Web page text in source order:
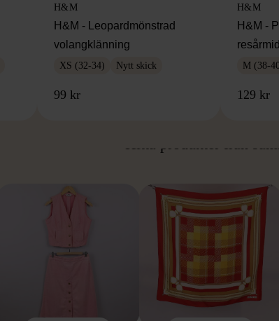
H&M
H&M - Leopardmönstrad
volangklänning
XS (32-34) Nytt skick
99 kr
H&M
H&M -
M (38-
129 kr
Hitta produkter från